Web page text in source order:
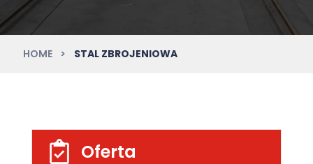
HOME STAL ZBROJENIOWA
Oferta